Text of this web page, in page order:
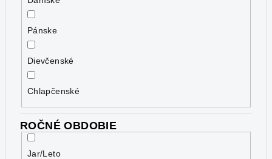
Pánske
Dievčenské
Chlapčenské
ROČNÉ OBDOBIE
Jar/Leto